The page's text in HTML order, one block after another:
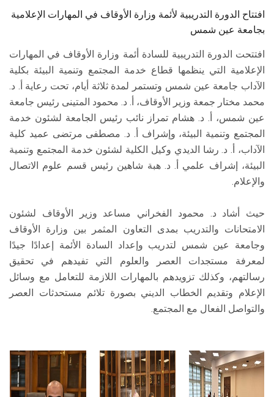
الزائـرون
سجل الان
افتتاح الدورة التدريبية لأئمة وزارة الأوقاف في المهارات الإعلامية
بجامعة عين شمس
افتتحت الدورة التدريبية للسادة أئمة وزارة الأوقاف في المهارات
الإعلامية التي ينظمها قطاع خدمة المجتمع وتنمية البيئة بكلية
الآداب جامعة عين شمس وتستمر لمدة ثلاثة أيام، تحت رعاية أ. د.
محمد مختار جمعة وزير الأوقاف، أ. د. محمود المتينى رئيس جامعة
عين شمس، أ. د. هشام تمراز نائب رئيس الجامعة لشئون خدمة
المجتمع وتنمية البيئة، وإشراف أ. د. مصطفى مرتضى عميد كلية
الآداب، أ. د. رشا الديدي وكيل الكلية لشئون خدمة المجتمع وتنمية
البيئة، إشراف علمي أ. د. هبة شاهين رئيس قسم علوم الاتصال
والإعلام.
حيث أشاد د. محمود الفخراني مساعد وزير الأوقاف لشئون
الامتحانات والتدريب بمدى التعاون المثمر بين وزارة الأوقاف
وجامعة عين شمس لتدريب وإعداد السادة الأئمة إعدادًا جيدًا
لمعرفة مستجدات العصر والعلوم التي تفيدهم في تحقيق
رسالتهم، وكذلك تزويدهم بالمهارات اللازمة للتعامل مع وسائل
الإعلام وتقديم الخطاب الديني بصورة تلائم مستحدثات العصر
والتواصل الفعال مع المجتمع.